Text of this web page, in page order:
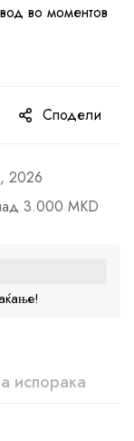
во моментов
Сподели
2026
3.000 MKD
испорака